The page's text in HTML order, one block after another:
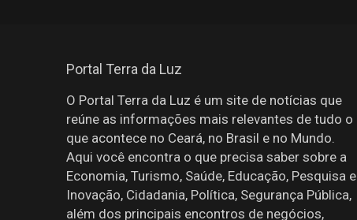
Portal Terra da Luz
O Portal Terra da Luz é um site de notícias que
reúne as informações mais relevantes de tudo o
que acontece no Ceará, no Brasil e no Mundo.
Aqui você encontra o que precisa saber sobre a
Economia, Turismo, Saúde, Educação, Pesquisa e
Inovação, Cidadania, Política, Segurança Pública,
além dos principais encontros de negócios,